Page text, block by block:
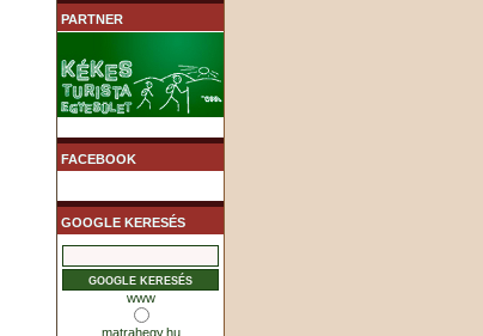
PARTNER
FACEBOOK
GOOGLE KERESÉS
www
matrahegy.hu